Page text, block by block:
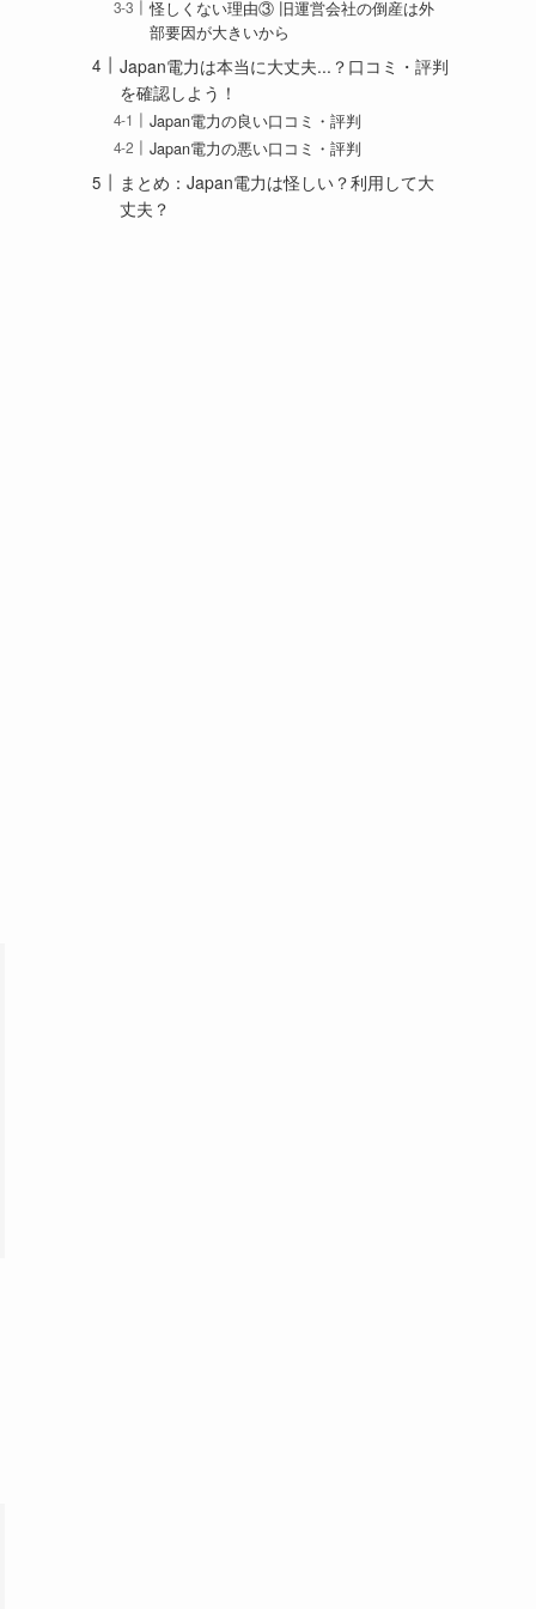
怪しくない理由③ 旧運営会社の倒産は外
部要因が大きいから
Japan電力は本当に大丈夫...？口コミ・評判
を確認しよう！
Japan電力の良い口コミ・評判
Japan電力の悪い口コミ・評判
まとめ：Japan電力は怪しい？利用して大
丈夫？